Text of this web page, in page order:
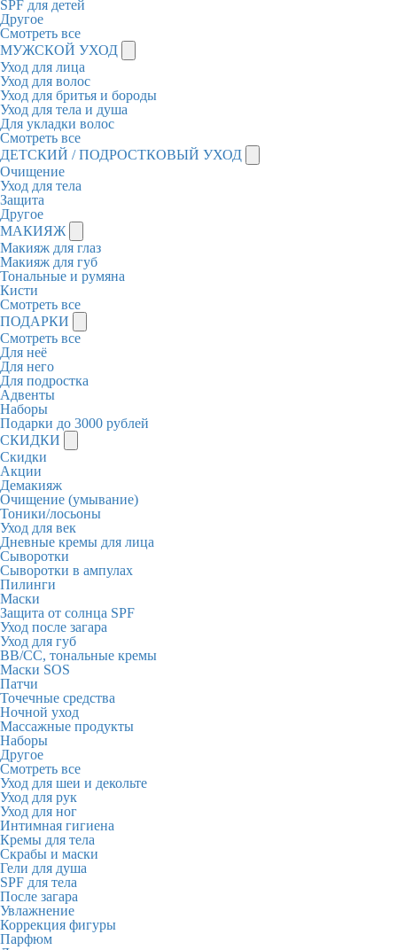
SPF для детей
Другое
Смотреть все
МУЖСКОЙ УХОД
Уход для лица
Уход для волос
Уход для бритья и бороды
Уход для тела и душа
Для укладки волос
Смотреть все
ДЕТСКИЙ / ПОДРОСТКОВЫЙ УХОД
Очищение
Уход для тела
Защита
Другое
МАКИЯЖ
Макияж для глаз
Макияж для губ
Тональные и румяна
Кисти
Смотреть все
ПОДАРКИ
Смотреть все
Для неё
Для него
Для подростка
Адвенты
Наборы
Подарки до 3000 рублей
СКИДКИ
Скидки
Акции
Демакияж
Очищение (умывание)
Тоники/лосьоны
Уход для век
Дневные кремы для лица
Сыворотки
Сыворотки в ампулах
Пилинги
Маски
Защита от солнца SPF
Уход после загара
Уход для губ
BB/CC, тональные кремы
Маски SOS
Патчи
Точечные средства
Ночной уход
Массажные продукты
Наборы
Другое
Смотреть все
Уход для шеи и декольте
Уход для рук
Уход для ног
Интимная гигиена
Кремы для тела
Скрабы и маски
Гели для душа
SPF для тела
После загара
Увлажнение
Коррекция фигуры
Парфюм